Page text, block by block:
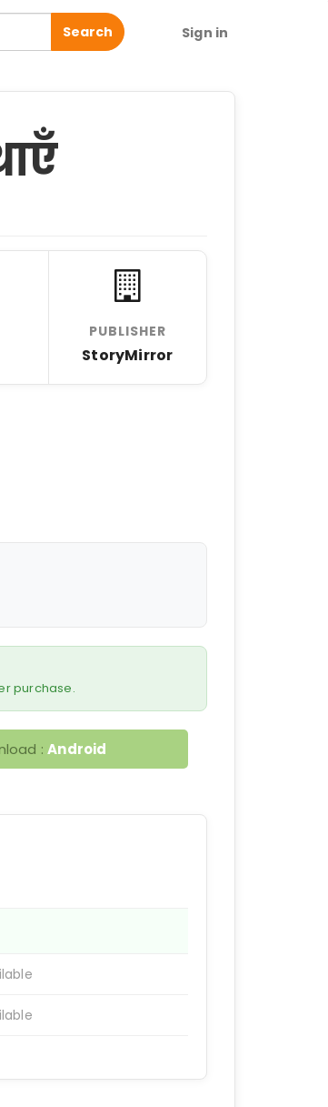
Search Sign in
PUBLISHER
StoryMirror
purchase.
:Android